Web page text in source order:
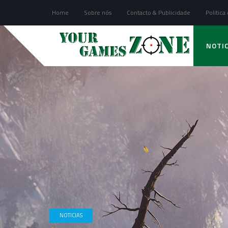
Home Sobre nós Contacto & Publicidade Politica
NOTICIAS